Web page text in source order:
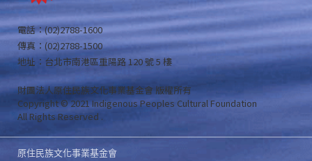
電話：(02)2788-1600
傳真：(02)2788-1500
地址：台北市南港區重陽路 120 號 5 樓
財團法人原住民族文化事業基金會 版權所有
Copyright © 2021 Indigenous Peoples Cultural Foundation
All Rights Reserved .
原住民族文化事業基金會